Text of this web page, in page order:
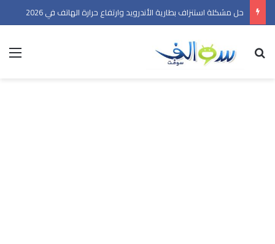
حل مشكلة استنزاف بطارية الأندرويد وارتفاع حرارة الهاتف في 2026
بحث عن